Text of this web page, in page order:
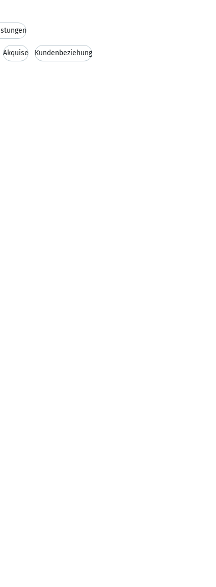
Akquise Kundenbeziehung